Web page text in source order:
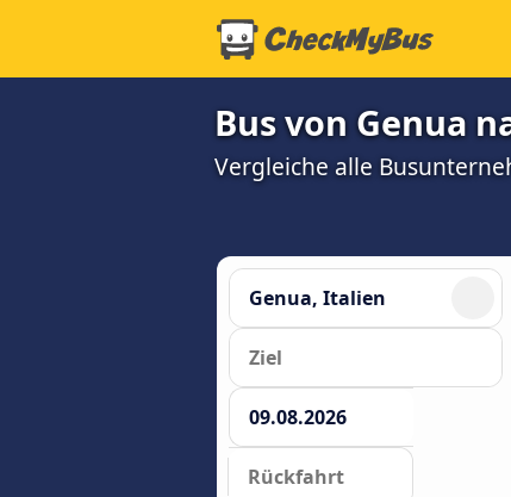
Bus von Genua
Vergleiche alle